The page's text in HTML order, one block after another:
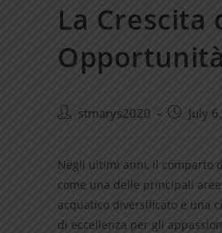
La Crescita
stmarys2020 July
Negli ultimi anni, il comparto
come una delle principali
acquatico diversificato e una
di eccellenza per gli